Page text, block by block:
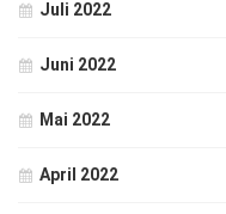
Juli 2022
Juni 2022
Mai 2022
April 2022